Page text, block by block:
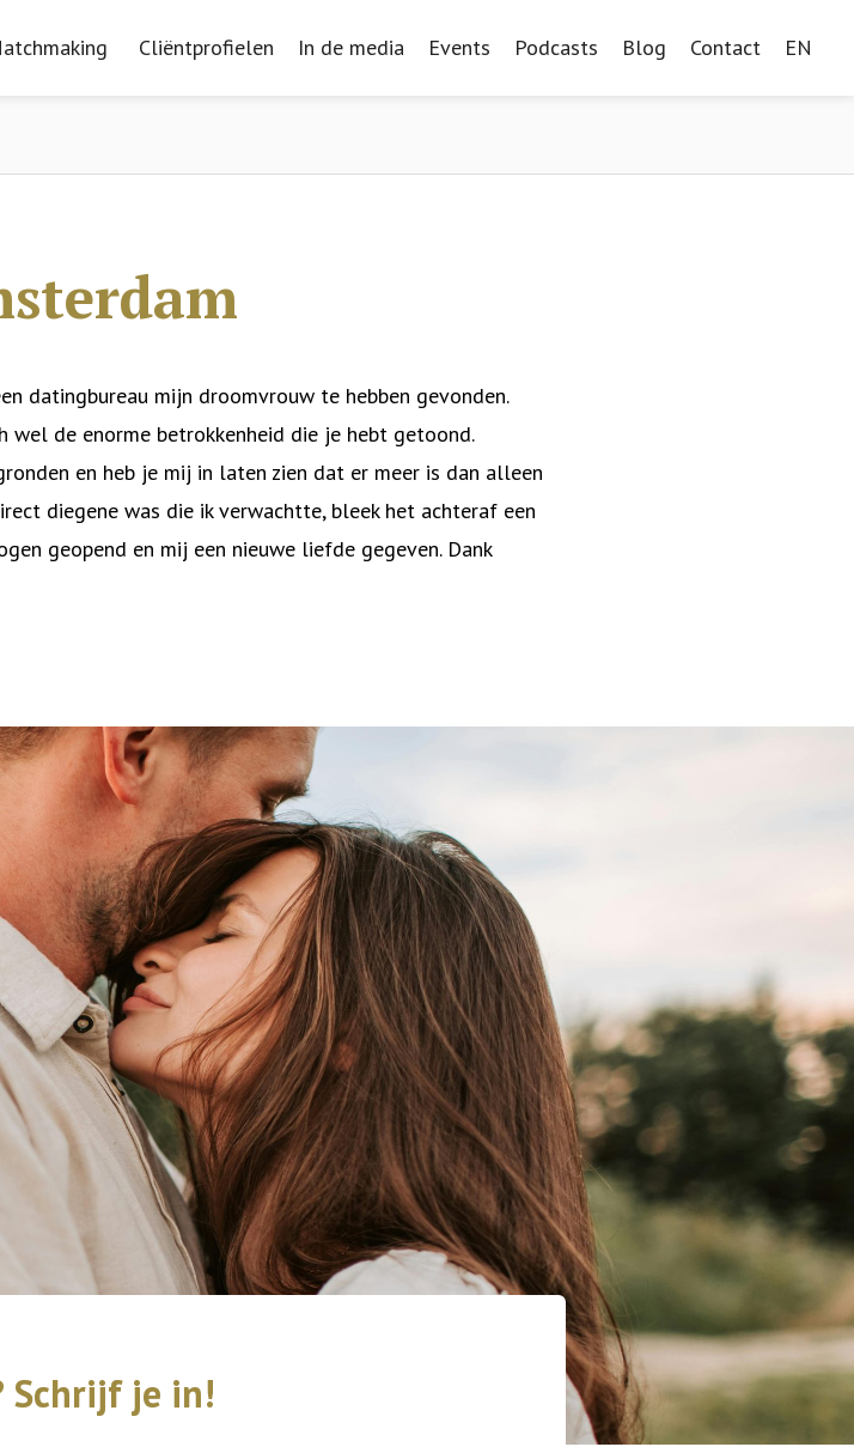
Cliëntprofielen In de media Events Podcasts Blog Contact EN
Cliëntprofielen In de media Events Podcasts Blog Contact EN
datingbureau mijn droomvrouw te hebben gevonden.
de enorme betrokkenheid die je hebt getoond.
en heb je mij in laten zien dat er meer is dan alleen
diegene was die ik verwachtte, bleek het achteraf een
geopend en mij een nieuwe liefde gegeven. Dank
Schrijf je in!